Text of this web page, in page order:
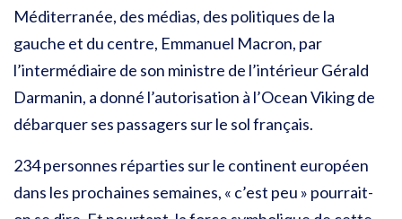
Méditerranée, des médias, des politiques de la
gauche et du centre, Emmanuel Macron, par
l’intermédiaire de son ministre de l’intérieur Gérald
Darmanin, a donné l’autorisation à l’Ocean Viking de
débarquer ses passagers sur le sol français.
234 personnes réparties sur le continent européen
dans les prochaines semaines, « c’est peu » pourrait-